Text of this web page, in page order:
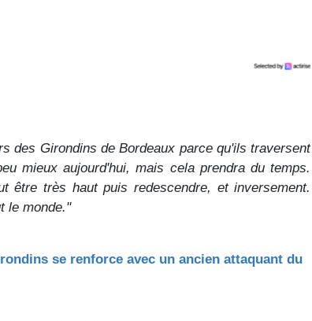
des Girondins de Bordeaux parce qu'ils traversent
mieux aujourd'hui, mais cela prendra du temps.
être très haut puis redescendre, et inversement.
le monde."
se renforce avec un ancien attaquant du